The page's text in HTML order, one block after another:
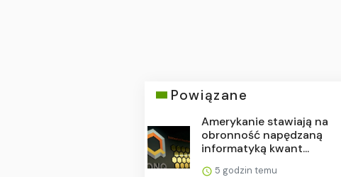
Powiązane
Amerykanie stawiają na
obronność napędzaną
informatyką kwant...
5 godzin temu